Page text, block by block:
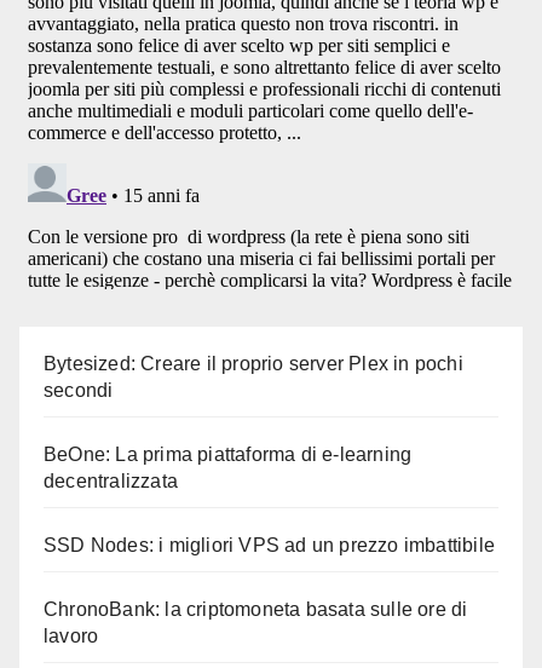
Bytesized: Creare il proprio server Plex in pochi
secondi
BeOne: La prima piattaforma di e-learning
decentralizzata
SSD Nodes: i migliori VPS ad un prezzo imbattibile
ChronoBank: la criptomoneta basata sulle ore di
lavoro